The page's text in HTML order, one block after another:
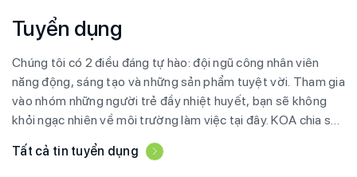
Tuyển dụng
Chúng tôi có 2 điều đáng tự hào: đội ngũ công nhân viên
năng động, sáng tạo và những sản phẩm tuyệt vời. Tham gia
vào nhóm những người trẻ đầy nhiệt huyết, bạn sẽ không
khỏi ngạc nhiên về môi trường làm việc tại đây. KOA chia sẻ
cơ hội - bạn nắm lấy nó.
Tất cả tin tuyển dụng